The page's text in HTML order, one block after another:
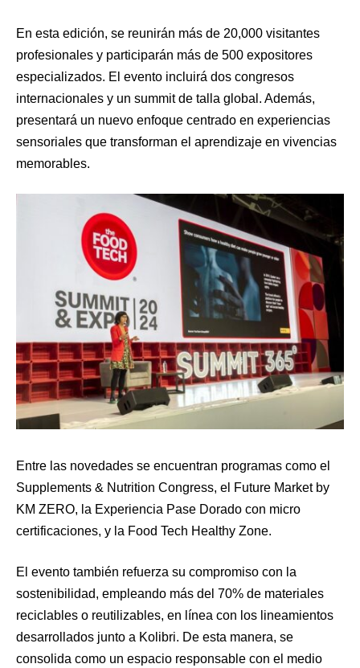
En esta edición, se reunirán más de 20,000 visitantes
profesionales y participarán más de 500 expositores
especializados. El evento incluirá dos congresos
internacionales y un summit de talla global. Además,
presentará un nuevo enfoque centrado en experiencias
sensoriales que transforman el aprendizaje en vivencias
memorables.
Entre las novedades se encuentran programas como el
Supplements & Nutrition Congress, el Future Market by
KM ZERO, la Experiencia Pase Dorado con micro
certificaciones, y la Food Tech Healthy Zone.
El evento también refuerza su compromiso con la
sostenibilidad, empleando más del 70% de materiales
reciclables o reutilizables, en línea con los lineamientos
desarrollados junto a Kolibri. De esta manera, se
consolida como un espacio responsable con el medio